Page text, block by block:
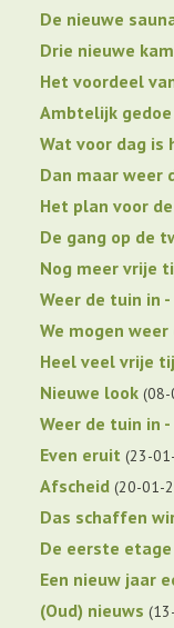
De nieuwe
Drie nieuwe
Het voordeel
Ambtelijk gedoe
Wat voor dag is
Dan maar weer
Het plan voor
De gang op de
Nog meer vrije
Weer de tuin in -
We mogen weer
Heel veel vrije
Nieuwe look 08-
Weer de tuin in
Even eruit 23-
Afscheid 20-01-
Das schaffen
De eerste
Een nieuw jaar
(Oud) nieuws